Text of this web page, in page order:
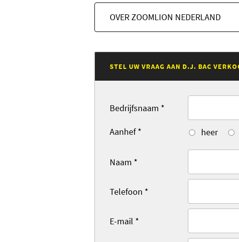
OVER ZOOMLION NEDERLAND
STEL UW VRAAG AAN D.J. BAC
Bedrijfsnaam *
Aanhef* heer
Naam *
Telefoon *
E-mail *